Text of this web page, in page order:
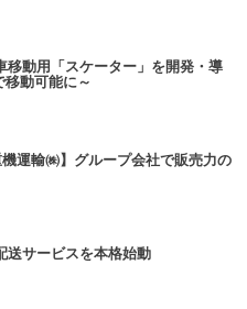
移動用「スケーター」を開発・導
動可能に～
運輸㈱】グループ会社で販売力の
送サービスを本格始動